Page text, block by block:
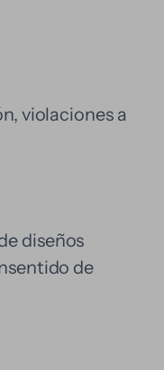
violaciones a
diseños
de